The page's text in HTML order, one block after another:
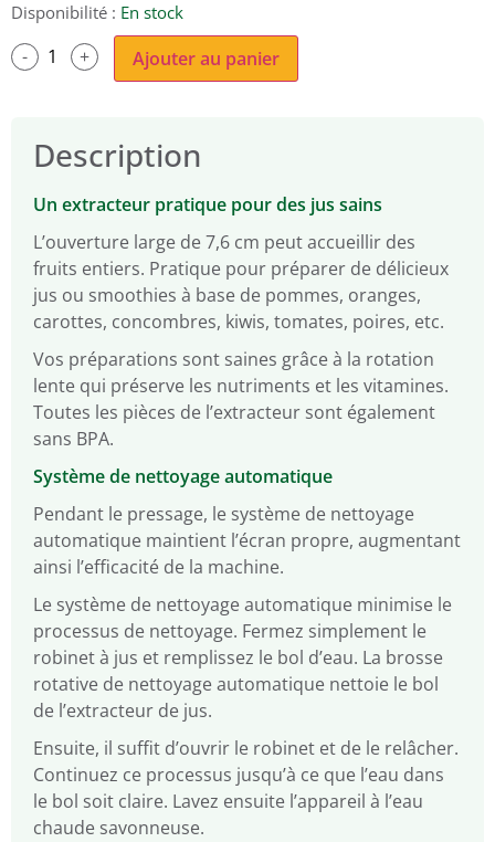
Disponibilité : En stock
Ajouter au panier
Description
Un extracteur pratique pour des jus sains
L’ouverture large de 7,6 cm peut accueillir des
fruits entiers. Pratique pour préparer de délicieux
jus ou smoothies à base de pommes, oranges,
carottes, concombres, kiwis, tomates, poires, etc.
Vos préparations sont saines grâce à la rotation
lente qui préserve les nutriments et les vitamines.
Toutes les pièces de l’extracteur sont également
sans BPA.
Système de nettoyage automatique
Pendant le pressage, le système de nettoyage
automatique maintient l’écran propre, augmentant
ainsi l’efficacité de la machine.
Le système de nettoyage automatique minimise le
processus de nettoyage. Fermez simplement le
robinet à jus et remplissez le bol d’eau. La brosse
rotative de nettoyage automatique nettoie le bol
de l’extracteur de jus.
Ensuite, il suffit d’ouvrir le robinet et de le relâcher.
Continuez ce processus jusqu’à ce que l’eau dans
le bol soit claire. Lavez ensuite l’appareil à l’eau
chaude savonneuse.